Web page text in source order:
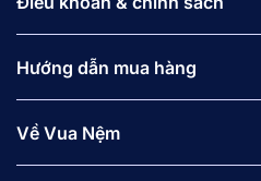
Hướng dẫn mua hàng
Về Vua Nệm